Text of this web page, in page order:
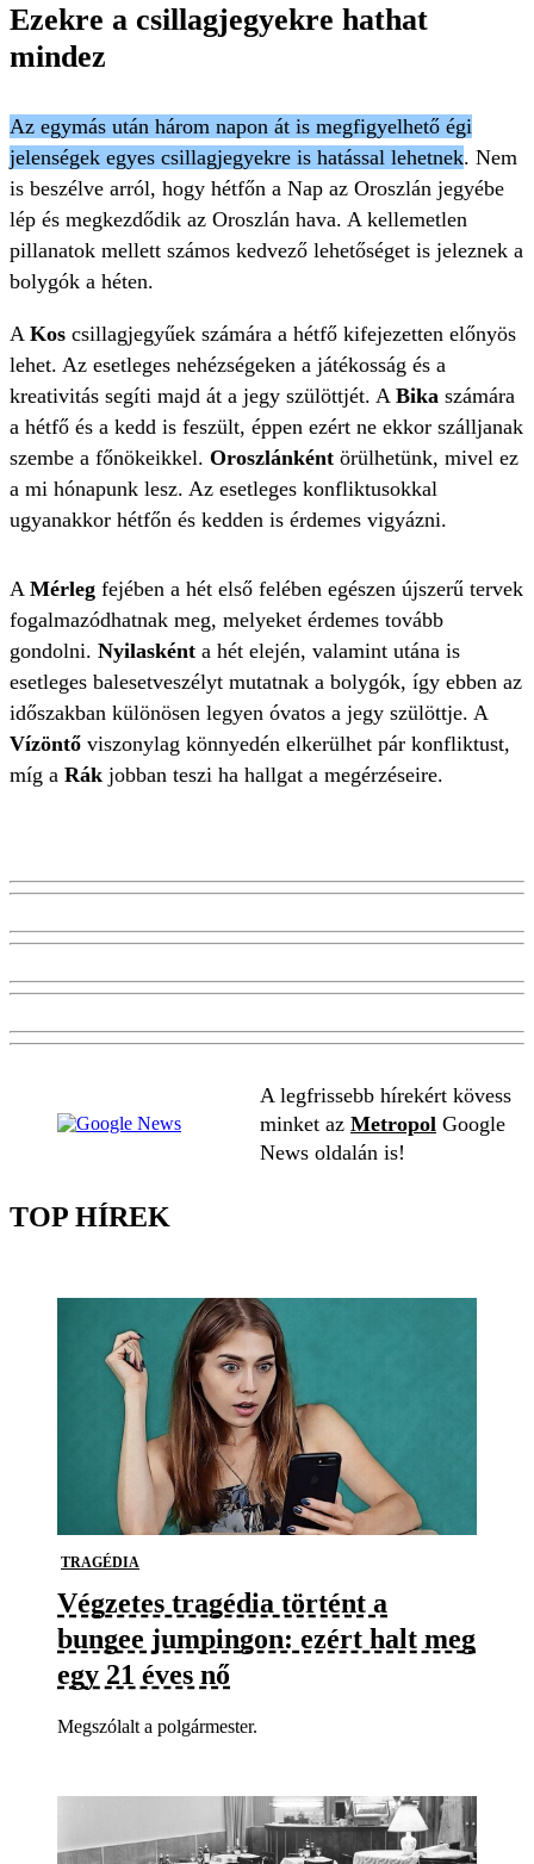
Ezekre a csillagjegyekre hathat
mindez
Az egymás után három napon át is megfigyelhető égi
jelenségek egyes csillagjegyekre is hatással lehetnek. Nem
is beszélve arról, hogy hétfőn a Nap az Oroszlán jegyébe
lép és megkezdődik az Oroszlán hava. A kellemetlen
pillanatok mellett számos kedvező lehetőséget is jeleznek a
bolygók a héten.
A Kos csillagjegyűek számára a hétfő kifejezetten előnyös
lehet. Az esetleges nehézségeken a játékosság és a
kreativitás segíti majd át a jegy szülöttjét. A Bika számára
a hétfő és a kedd is feszült, éppen ezért ne ekkor szálljanak
szembe a főnökeikkel. Oroszlánként örülhetünk, mivel ez
a mi hónapunk lesz. Az esetleges konfliktusokkal
ugyanakkor hétfőn és kedden is érdemes vigyázni.
A Mérleg fejében a hét első felében egészen újszerű tervek
fogalmazódhatnak meg, melyeket érdemes tovább
gondolni. Nyilasként a hét elején, valamint utána is
esetleges balesetveszélyt mutatnak a bolygók, így ebben az
időszakban különösen legyen óvatos a jegy szülöttje. A
Vízöntő viszonylag könnyedén elkerülhet pár konfliktust,
míg a Rák jobban teszi ha hallgat a megérzéseire.
A legfrissebb hírekért kövess
minket az Metropol Google
News oldalán is!
TOP HÍREK
TRAGÉDIA
Végzetes tragédia történt a
bungee jumpingon: ezért halt meg
egy 21 éves nő
Megszólalt a polgármester.